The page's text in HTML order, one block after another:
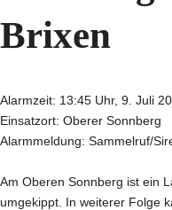
Brixen
Alarmzeit: 13:45 Uhr, 9. Juli
Einsatzort: Oberer Sonnberg
Alarmmeldung: Sammelruf/
Am Oberen Sonnberg ist ein
umgekippt. In weiterer Folge